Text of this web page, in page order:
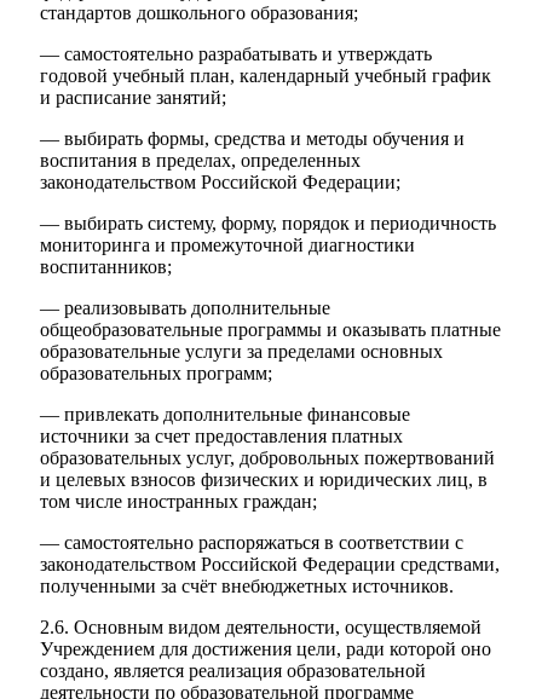
стандартов дошкольного образования;
— самостоятельно разрабатывать и утверждать
годовой учебный план, календарный учебный график
и расписание занятий;
— выбирать формы, средства и методы обучения и
воспитания в пределах, определенных
законодательством Российской Федерации;
— выбирать систему, форму, порядок и периодичность
мониторинга и промежуточной диагностики
воспитанников;
— реализовывать дополнительные
общеобразовательные программы и оказывать платные
образовательные услуги за пределами основных
образовательных программ;
— привлекать дополнительные финансовые
источники за счет предоставления платных
образовательных услуг, добровольных пожертвований
и целевых взносов физических и юридических лиц, в
том числе иностранных граждан;
— самостоятельно распоряжаться в соответствии с
законодательством Российской Федерации средствами,
полученными за счёт внебюджетных источников.
2.6. Основным видом деятельности, осуществляемой
Учреждением для достижения цели, ради которой оно
создано, является реализация образовательной
деятельности по образовательной программе